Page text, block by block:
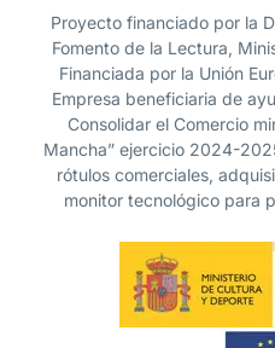
Proyecto financiado por la
Fomento de la Lectura,
Financiada por la Unión
Empresa beneficiaria de
Consolidar el Comercio
Mancha” ejercicio 2024-
rótulos comerciales,
monitor tecnológico para